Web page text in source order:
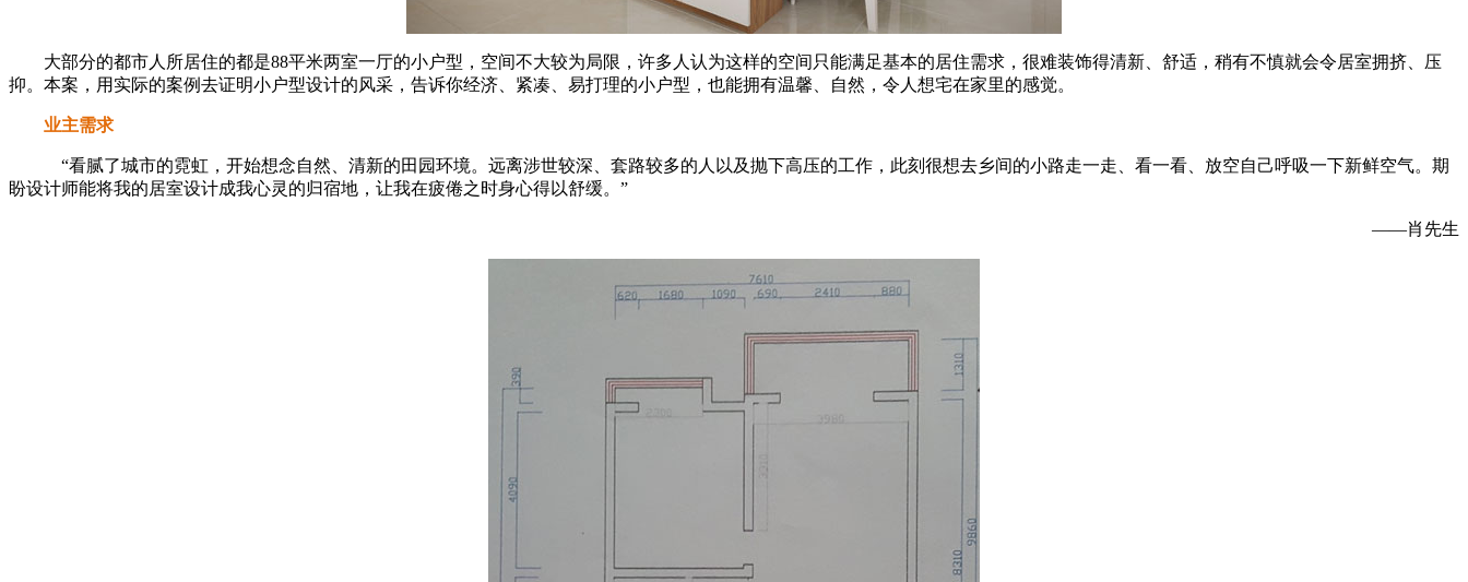
大部分的都市人所居住的都是88平米两室一厅的小户型，空间不大较为局限，许多人认为这样的空间只能满足基本的居住需求，很难装饰得清新、舒适，稍有不慎就会令居室拥挤、压
抑。本案，用实际的案例去证明小户型设计的风采，告诉你经济、紧凑、易打理的小户型，也能拥有温馨、自然，令人想宅在家里的感觉。
业主需求
“看腻了城市的霓虹，开始想念自然、清新的田园环境。远离涉世较深、套路较多的人以及抛下高压的工作，此刻很想去乡间的小路走一走、看一看、放空自己呼吸一下新鲜空气。期
盼设计师能将我的居室设计成我心灵的归宿地，让我在疲倦之时身心得以舒缓。”
——肖先生